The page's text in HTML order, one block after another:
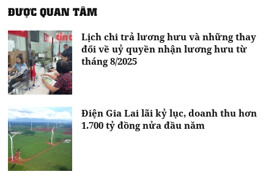
ĐƯỢC QUAN TÂM
Lịch chi trả lương hưu và những thay
đổi về uỷ quyền nhận lương hưu từ
tháng 8/2025
Điện Gia Lai lãi kỷ lục, doanh thu hơn
1.700 tỷ đồng nửa đầu năm